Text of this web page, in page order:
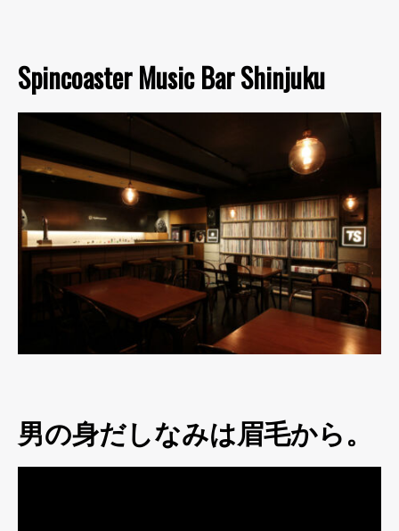
Spincoaster Music Bar Shinjuku
男の身だしなみは眉毛から。